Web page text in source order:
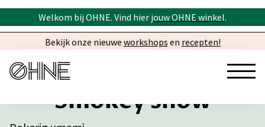
Welkom bij OHNE. Vind hier jouw OHNE winkel.
Bekijk onze nieuwe workshops en recepten!
Smokey snow